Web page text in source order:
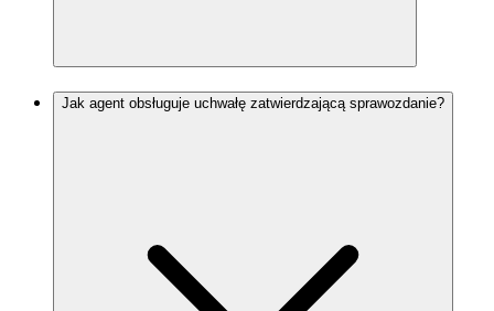
Jak agent obsługuje uchwałę zatwierdzającą sprawozdanie?